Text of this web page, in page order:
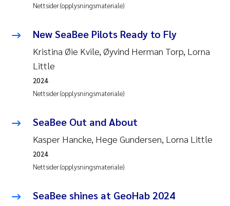
Prem Chand
Thorjørn Larssen
Kasper Hancke
Svetlana Pakhomova
Susanne Jøntvedt Jørgensen
André Staalstrøm
Nettsider (opplysningsmateriale)
New SeaBee Pilots Ready to Fly
Kristina Øie Kvile, Øyvind Herman Torp, Lorna
Little
Nettsider (opplysningsmateriale)
2024
SeaBee Out and About
Kasper Hancke, Hege Gundersen, Lorna Little
Nettsider (opplysningsmateriale)
2024
SeaBee shines at GeoHab 2024